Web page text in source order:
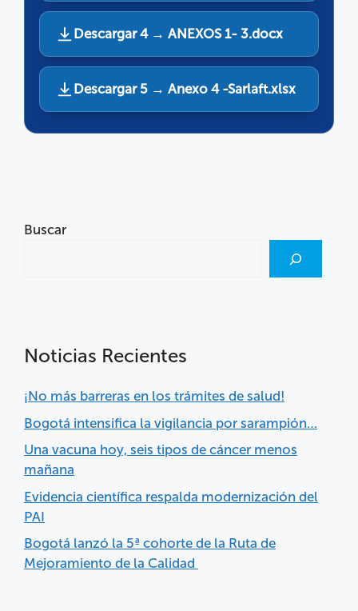
Descargar 4 → ANEXOS 1- 3.docx
Descargar 5 → Anexo 4 -Sarlaft.xlsx
Buscar
Noticias Recientes
¡No más barreras en los trámites de salud!
Bogotá intensifica la vigilancia por sarampión…
Una vacuna hoy, seis tipos de cáncer menos
mañana
Evidencia científica respalda modernización del
PAI
Bogotá lanzó la 5ª cohorte de la Ruta de
Mejoramiento de la Calidad